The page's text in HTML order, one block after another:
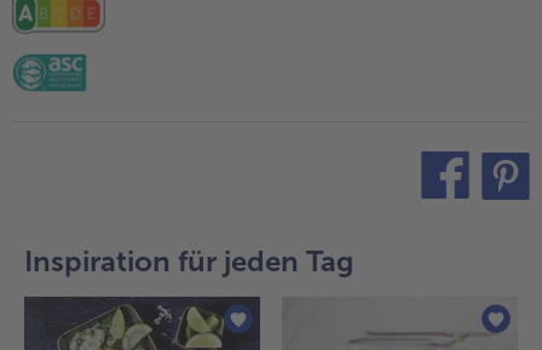
Inspiration für jeden Tag